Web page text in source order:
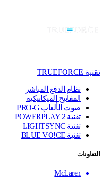
تقنية TRUEFORCE
نظام الدفع المباشر
المفاتيح الميكانيكية
صوت الألعاب PRO-G
تقنية ‏POWERPLAY 2
تقنية LIGHTSYNC
تقنية BLUE VO!CE
التعاونات
McLaren